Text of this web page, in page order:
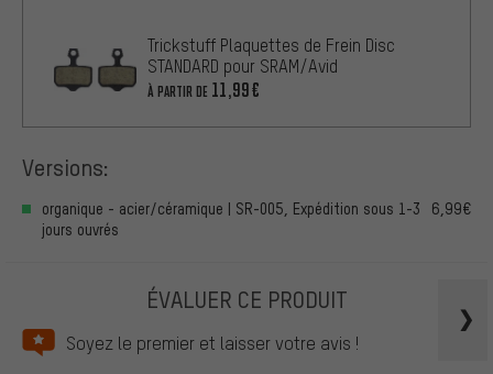
Trickstuff Plaquettes de Frein Disc
STANDARD pour SRAM/Avid
À PARTIR DE 11,99€
Versions:
organique - acier/céramique | SR-005, Expédition sous 1-3
jours ouvrés
6,99€
ÉVALUER CE PRODUIT
Soyez le premier et laisser votre avis !